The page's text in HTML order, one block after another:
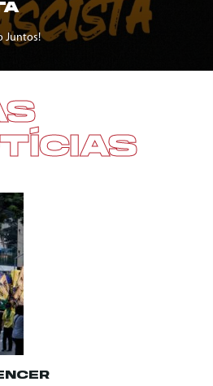
Juntos!